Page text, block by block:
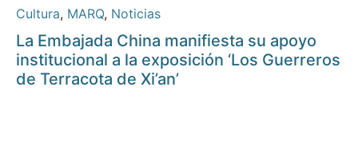
Cultura, MARQ, Noticias
La Embajada China manifiesta su apoyo
institucional a la exposición ‘Los Guerreros
de Terracota de Xi’an’